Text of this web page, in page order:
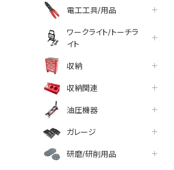
電工工具/用品
ワークライト/トーチラ
イト
収納
収納関連
油圧機器
ガレージ
研磨/研削用品